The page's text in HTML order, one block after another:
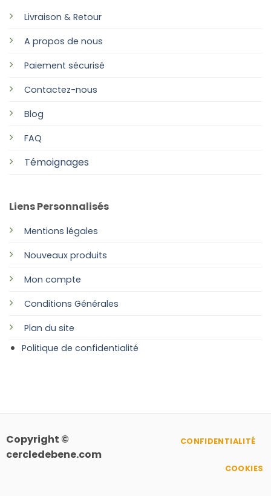
Livraison & Retour
A propos de nous
Paiement sécurisé
Contactez-nous
Blog
FAQ
Témoignages
Liens Personnalisés
Mentions légales
Nouveaux produits
Mon compte
Conditions Générales
Plan du site
Politique de confidentialité
Copyright ©
cercledebene.com
CONFIDENTIALITÉ
COOKIES